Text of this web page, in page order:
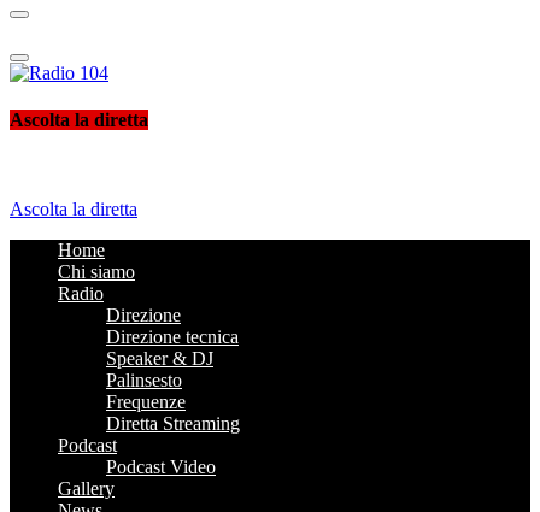
Radio 104
Like It !
Ascolta la diretta
Ascolta la diretta
Home
Chi siamo
Radio
Direzione
Direzione tecnica
Speaker & DJ
Palinsesto
Frequenze
Diretta Streaming
Podcast
Podcast Video
Gallery